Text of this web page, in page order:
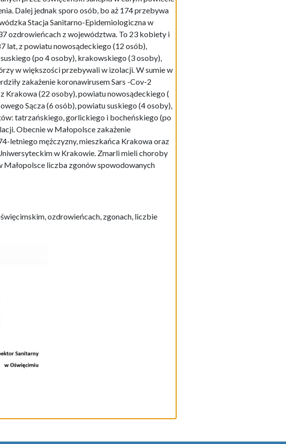
Dalej jednak sporo osób, bo aż 174 przebywa
Stacja Sanitarno-Epidemiologiczna w
ozdrowieńcach z województwa. To 23 kobiety i
lat, z powiatu nowosądeckiego (12 osób),
(po 4 osoby), krakowskiego (3 osoby),
w większości przebywali w izolacji. W sumie w
zakażenie koronawirusem Sars -Cov-2
Krakowa (22 osoby), powiatu nowosądeckiego (
Sącza (6 osób), powiatu suskiego (4 osoby),
tatrzańskiego, gorlickiego i bocheńskiego (po
Obecnie w Małopolsce zakażenie
letniego mężczyzny, mieszkańca Krakowa oraz
w Krakowie. Zmarli mieli choroby
Małopolsce liczba zgonów spowodowanych
ozdrowieńcach, zgonach, liczbie